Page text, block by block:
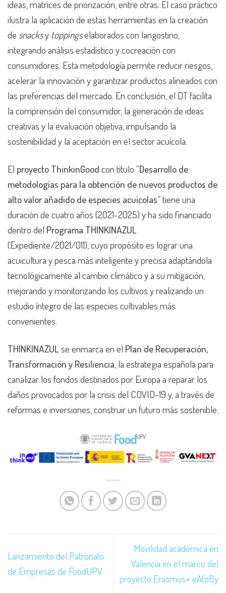
ideas, matrices de priorización, entre otras. El caso práctico
ilustra la aplicación de estas herramientas en la creación
de snacksy toppingselaborados con langostino,
integrando análisis estadístico y cocreación con
consumidores. Esta metodología permite reducir riesgos,
acelerar la innovación y garantizar productos alineados con
las preferencias del mercado. En conclusión, el DT facilita
la comprensión del consumidor, la generación de ideas
creativas y la evaluación objetiva, impulsando la
sostenibilidad y la aceptación en el sector acuícola.
El proyecto ThinkinGood con título “Desarrollo de
metodologías para la obtención de nuevos productos de
alto valor añadido de especies acuícolas” tiene una
duración de cuatro años (2021-2025) y ha sido financiado
dentro del Programa THINKINAZUL
(Expediente/2021/011), cuyo propósito es lograr una
acuicultura y pesca más inteligente y precisa adaptándola
tecnológicamente al cambio climático y a su mitigación,
mejorando y monitorizando los cultivos y realizando un
estudio íntegro de las especies cultivables más
convenientes.
THINKINAZULse enmarca en el Plan de Recuperación,
Transformación y Resiliencia, la estrategia española para
canalizar los fondos destinados por Europa a reparar los
daños provocados por la crisis del COVID-19 y, a través de
reformas e inversiones, construir un futuro más sostenible.
Lanzamiento del Patronato
de Empresas de FoodUPV
Movilidad académica en
Valencia en el marco del
proyecto Erasmus+ eAfoBy